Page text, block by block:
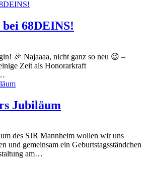
68DEINS!
🎉 Najaaaa, nicht ganz so neu 😉 –
Zeit als Honorarkraft
Jubiläum
des SJR Mannheim wollen wir uns
und gemeinsam ein Geburtstagsständchen
am…